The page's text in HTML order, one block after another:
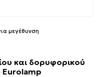
μεγέθυνση
και δορυφορικού
Eurolamp